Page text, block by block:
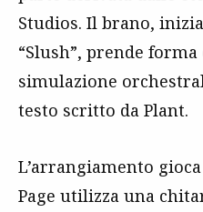
Studios. Il brano,
“Slush”, prende
simulazione
testo scritto da Plant.
L’arrangiamento
Page utilizza una